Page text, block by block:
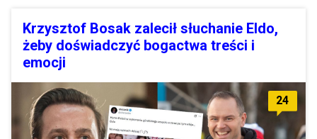
Krzysztof Bosak zalecił słuchanie Eldo,
żeby doświadczyć bogactwa treści i
emocji
24